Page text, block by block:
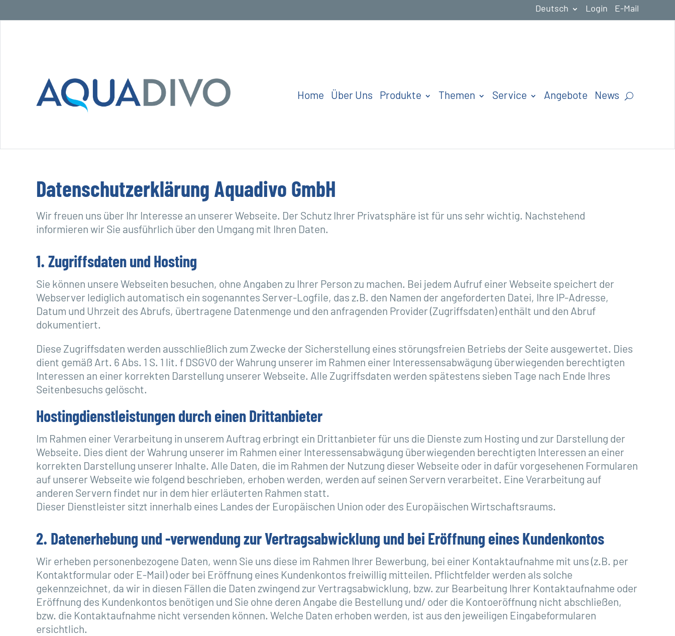
Deutsch Login E-Mail
Home Über Uns Produkte Themen Service Angebote News
Datenschutzerklärung Aquadivo GmbH
Wir freuen uns über Ihr Interesse an unserer Webseite. Der Schutz Ihrer Privatsphäre ist für uns sehr wichtig. Nachstehend
informieren wir Sie ausführlich über den Umgang mit Ihren Daten.
1. Zugriffsdaten und Hosting
Sie können unsere Webseiten besuchen, ohne Angaben zu Ihrer Person zu machen. Bei jedem Aufruf einer Webseite speichert der
Webserver lediglich automatisch ein sogenanntes Server-Logfile, das z.B. den Namen der angeforderten Datei, Ihre IP-Adresse,
Datum und Uhrzeit des Abrufs, übertragene Datenmenge und den anfragenden Provider (Zugriffsdaten) enthält und den Abruf
dokumentiert.
Diese Zugriffsdaten werden ausschließlich zum Zwecke der Sicherstellung eines störungsfreien Betriebs der Seite ausgewertet. Dies
dient gemäß Art. 6 Abs. 1 S. 1 lit. f DSGVO der Wahrung unserer im Rahmen einer Interessensabwägung überwiegenden berechtigten
Interessen an einer korrekten Darstellung unserer Webseite. Alle Zugriffsdaten werden spätestens sieben Tage nach Ende Ihres
Seitenbesuchs gelöscht.
Hostingdienstleistungen durch einen Drittanbieter
Im Rahmen einer Verarbeitung in unserem Auftrag erbringt ein Drittanbieter für uns die Dienste zum Hosting und zur Darstellung der
Webseite. Dies dient der Wahrung unserer im Rahmen einer Interessensabwägung überwiegenden berechtigten Interessen an einer
korrekten Darstellung unserer Inhalte. Alle Daten, die im Rahmen der Nutzung dieser Webseite oder in dafür vorgesehenen Formularen
auf unserer Webseite wie folgend beschrieben, erhoben werden, werden auf seinen Servern verarbeitet. Eine Verarbeitung auf
anderen Servern findet nur in dem hier erläuterten Rahmen statt.
Dieser Dienstleister sitzt innerhalb eines Landes der Europäischen Union oder des Europäischen Wirtschaftsraums.
2. Datenerhebung und -verwendung zur Vertragsabwicklung und bei Eröffnung eines Kundenkontos
Wir erheben personenbezogene Daten, wenn Sie uns diese im Rahmen Ihrer Bewerbung, bei einer Kontaktaufnahme mit uns (z.B. per
Kontaktformular oder E-Mail) oder bei Eröffnung eines Kundenkontos freiwillig mitteilen. Pflichtfelder werden als solche
gekennzeichnet, da wir in diesen Fällen die Daten zwingend zur Vertragsabwicklung, bzw. zur Bearbeitung Ihrer Kontaktaufnahme oder
Eröffnung des Kundenkontos benötigen und Sie ohne deren Angabe die Bestellung und/ oder die Kontoeröffnung nicht abschließen,
bzw. die Kontaktaufnahme nicht versenden können. Welche Daten erhoben werden, ist aus den jeweiligen Eingabeformularen
ersichtlich.